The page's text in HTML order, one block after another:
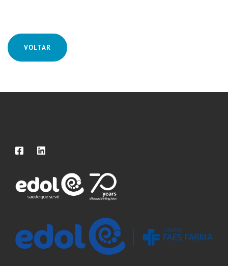
VOLTAR